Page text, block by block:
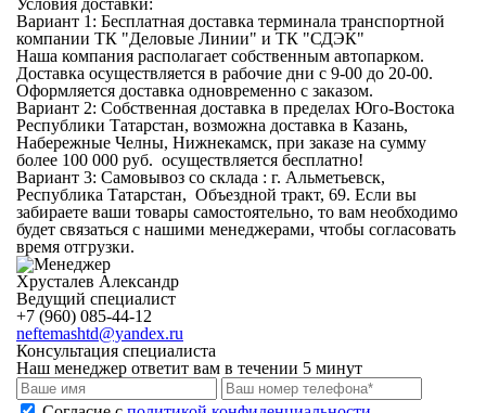
Условия доставки:
Вариант 1: Бесплатная доставка терминала транспортной
компании ТК "Деловые Линии" и ТК "СДЭК"
Наша компания располагает собственным автопарком.
Доставка осуществляется в рабочие дни с 9-00 до 20-00.
Оформляется доставка одновременно с заказом.
Вариант 2: Собственная доставка в пределах Юго-Востока
Республики Татарстан, возможна доставка в Казань,
Набережные Челны, Нижнекамск, при заказе на сумму
более 100 000 руб. осуществляется бесплатно!
Вариант 3: Самовывоз со склада : г. Альметьевск,
Республика Татарстан, Объездной тракт, 69. Если вы
забираете ваши товары самостоятельно, то вам необходимо
будет связаться с нашими менеджерами, чтобы согласовать
время отгрузки.
Хрусталев Александр
Ведущий специалист
+7 (960) 085-44-12
neftemashtd@yandex.ru
Консультация специалиста
Наш менеджер ответит вам в течении 5 минут